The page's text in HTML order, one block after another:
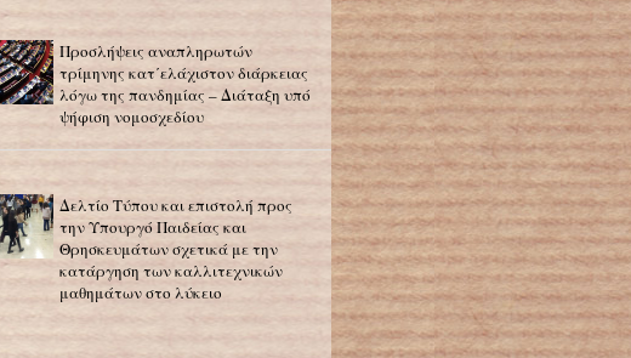
Προσλήψεις αναπληρωτών
τρίμηνης κατ΄ελάχιστον διάρκειας
λόγω της πανδημίας – Διάταξη υπό
ψήφιση νομοσχεδίου
Δελτίο Τύπου και επιστολή προς
την Υπουργό Παιδείας και
Θρησκευμάτων σχετικά με την
κατάργηση των καλλιτεχνικών
μαθημάτων στο λύκειο